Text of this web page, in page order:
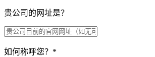
贵公司的网址是？
如何称呼您？ *